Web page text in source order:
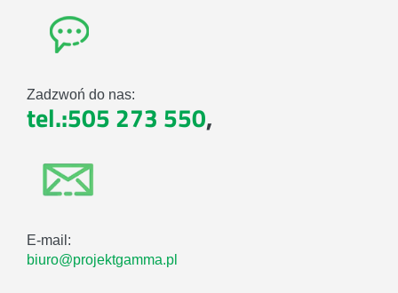
Zadzwoń do nas:
tel.:505 273 550,
E-mail:
biuro@projektgamma.pl